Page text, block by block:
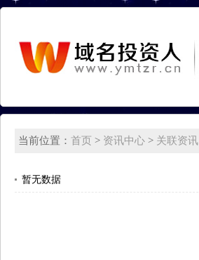
当前位置： 首页 > 资讯中心 > 关联资讯
暂无数据